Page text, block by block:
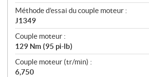
Méthode d’essai du couple moteur :
J1349
Couple moteur :
129 Nm (95 pi-lb)
Couple moteur (tr/min) :
6,750